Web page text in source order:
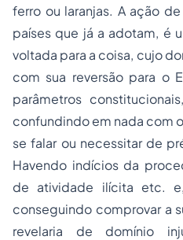
ferro ou laranjas. A ação
países que já a adotam, é
voltada para a coisa, cujo
com sua reversão para o
parâmetros
confundindo em nada com
se falar ou necessitar de
Havendo indícios da
de atividade ilícita etc.
conseguindo comprovar a
revelaria de domínio